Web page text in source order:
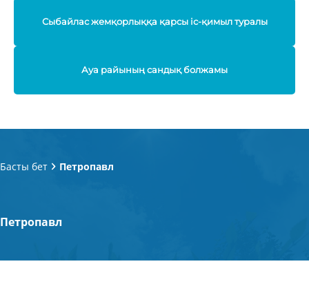
Сыбайлас жемқорлыққа қарсы іс-қимыл туралы
Ауа райының сандық болжамы
Басты бет Петропавл
Петропавл